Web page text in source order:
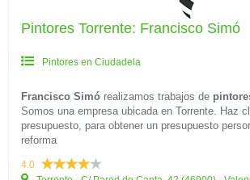
Pintores Torrente: Francisco Simó
Pintores en Ciudadela
Francisco Simó realizamos trabajos de
Somos una empresa ubicada en Torrente. Haz
presupuesto, para obtener un presupuesto
reforma
4.0